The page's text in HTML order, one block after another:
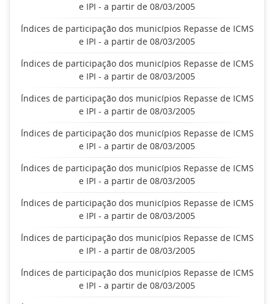
e IPI - a partir de 08/03/2005
Índices de participação dos municípios Repasse de ICMS
e IPI - a partir de 08/03/2005
Índices de participação dos municípios Repasse de ICMS
e IPI - a partir de 08/03/2005
Índices de participação dos municípios Repasse de ICMS
e IPI - a partir de 08/03/2005
Índices de participação dos municípios Repasse de ICMS
e IPI - a partir de 08/03/2005
Índices de participação dos municípios Repasse de ICMS
e IPI - a partir de 08/03/2005
Índices de participação dos municípios Repasse de ICMS
e IPI - a partir de 08/03/2005
Índices de participação dos municípios Repasse de ICMS
e IPI - a partir de 08/03/2005
Índices de participação dos municípios Repasse de ICMS
e IPI - a partir de 08/03/2005